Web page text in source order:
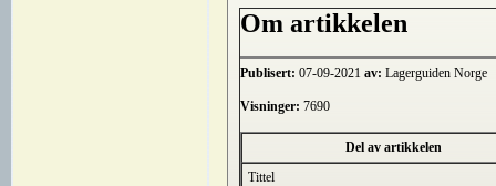
Om artikkelen
Publisert: 07-09-2021av: Lagerguiden Norge
Visninger: 7690
Del av artikkelen
Tittel